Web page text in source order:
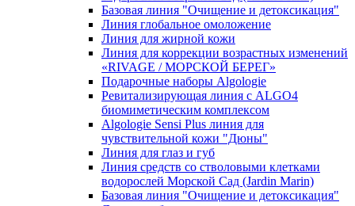
Базовая линия "Очищение и детоксикация"
Линия глобальное омоложение
Линия для жирной кожи
Линия для коррекции возрастных изменений
«RIVAGE / МОРСКОЙ БЕРЕГ»
Подарочные наборы Algologie
Ревитализирующая линия с ALGO4
биомиметическим комплексом
Algologie Sensi Plus линия для
чувcтвительной кожи "Дюны"
Линия для глаз и губ
Линия средств со стволовыми клетками
водорослей Морской Сад (Jardin Marin)
Базовая линия "Очищение и детоксикация"